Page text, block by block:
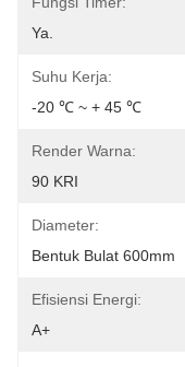
Ya.
Suhu Kerja:
-20 ℃ ~ + 45 ℃
Render Warna:
90 KRI
Diameter:
Bentuk Bulat 600mm
Efisiensi Energi:
A+